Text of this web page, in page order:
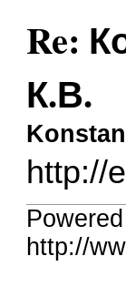
Re:
К.В.
http://
http://